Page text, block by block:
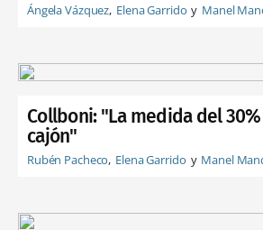
Ángela Vázquez Elena Garrido Manel
Collboni: "La medida del
cajón"
Rubén Pacheco Elena Garrido Manel